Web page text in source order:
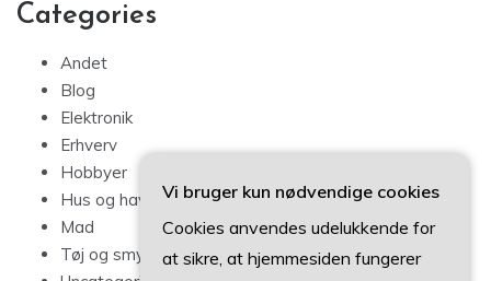
Categories
Andet
Blog
Elektronik
Erhverv
Hobbyer
Hus og have
Mad
Tøj og smykker
Vi bruger kun nødvendige cookies
Cookies anvendes udelukkende for
at sikre, at hjemmesiden fungerer